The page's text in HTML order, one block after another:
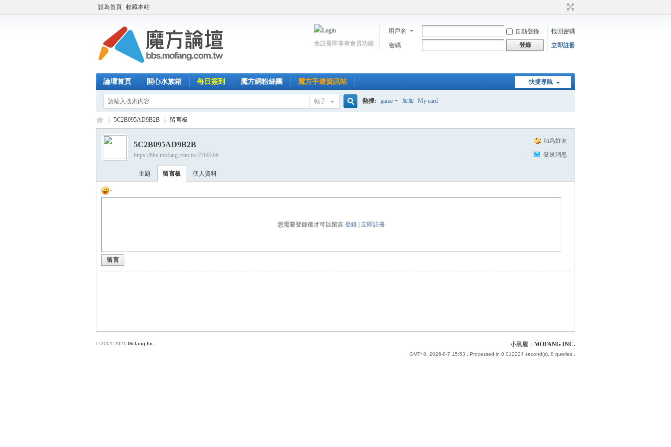
設為首頁 收藏本站
用戶名 自動登錄
找回密碼
密碼
登錄 立即註冊
免註冊即享有會員功能
快捷導航
論壇首頁 開心水族箱 每日簽到 魔方網粉絲團 魔方手遊資訊站
帖子 熱搜: game + 加加 My card
›
5C2B095AD9B2B 留言板
加為好友
發送消息
5C2B095AD9B2B
https://bbs.mofang.com.tw/?769266
主題 留言板 個人資料
您需要登錄後才可以留言登錄 |立即註冊
留言
小黑屋 MOFANG INC.
GMT+8, 2026-8-7 15:53 , Processed in 0.012224 second(s), 8 queries .
© 2001-2021 Mofang Inc.